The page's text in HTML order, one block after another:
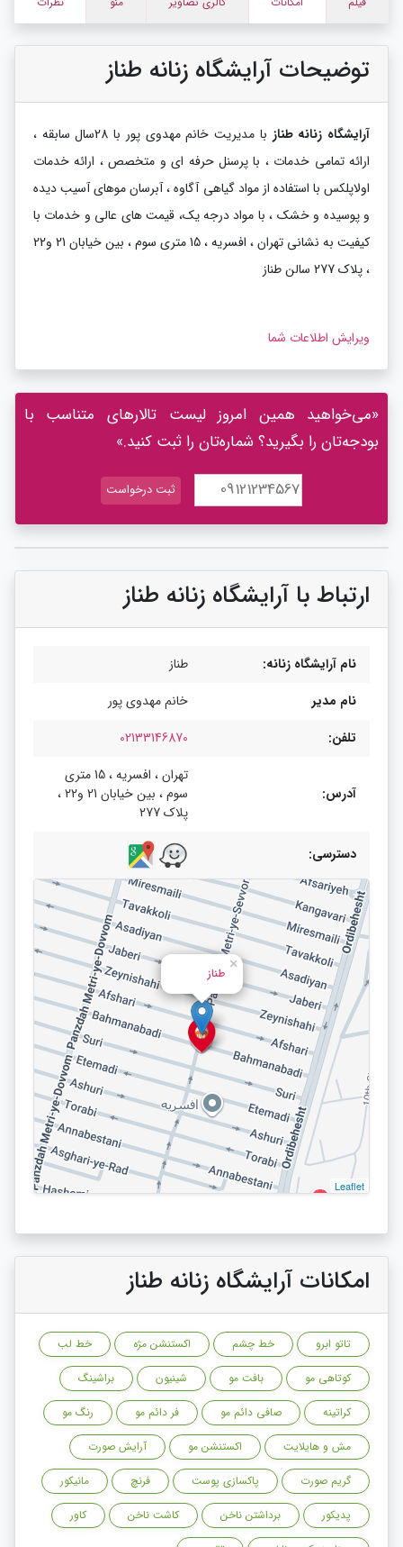
توضیحات آرایشگاه زنانه طناز
آرایشگاه زنانه طناز
با مدیریت خانم مهدوی پور با 28سال سابقه ،
ارائه تمامی خدمات ، با پرسنل حرفه ای و متخصص ، ارائه خدمات
اولاپلکس با استفاده از مواد گیاهی آگاوه ، آبرسان موهای آسیب دیده
و پوسیده و خشک ، با مواد درجه یک، قیمت های عالی و خدمات با
کیفیت به نشانی تهران ، افسریه ، 15 متری سوم ، بین خیابان 21 و22
، پلاک 277 سالن طناز
ویرایش اطلاعات شما
«می‌خواهید همین امروز لیست تالارهای متناسب با
بودجه‌تان را بگیرید؟ شماره‌تان را ثبت کنید.»
ارتباط با آرایشگاه زنانه طناز
نام آرایشگاه زنانه:
طناز
نام مدیر
خانم مهدوی پور
تلفن:
02133146870
آدرس:
تهران ، افسریه ، 15 متری
سوم ، بین خیابان 21 و22 ،
پلاک 277
دسترسی:
طناز
×
Leaflet
امکانات آرایشگاه زنانه طناز
تاتو ابرو خط چشم اکستنشن مژه
خط لب
کوتاهی مو
بافت مو شینیون
براشینگ
کراتینه
صافی دائم مو فر دائم مو
رنگ مو
مش و هایلایت
اکستنشن مو
آرایش صورت
گریم صورت
پاکسازی پوست فرنچ
مانیکور
پدیکور
برداشتن ناخن کاشت ناخن
کاور